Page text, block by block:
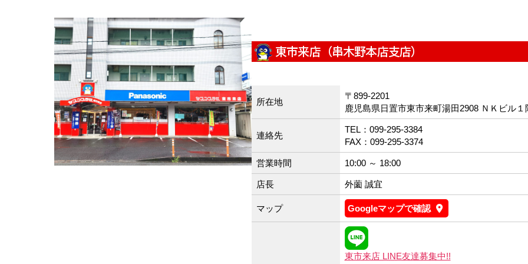
東市来店（串木野本店支店）
所在地
〒899-2201
鹿児島県日置市東市来町湯田2908 ＮＫビル１
連絡先
TEL：099-295-3384
FAX：099-295-3374
営業時間 10:00 ～ 18:00
店長 外薗 誠宜
マップ Googleマップで確認
東市来店 LINE友達募集中!!